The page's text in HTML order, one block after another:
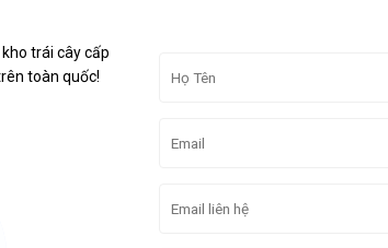
trái cây cấp
toàn quốc!